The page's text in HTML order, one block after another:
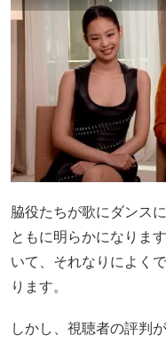
脇役たちが歌にダンス
ともに明らかになりま
いて、それなりによく
ります。
しかし、視聴者の評判